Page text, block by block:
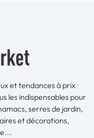
et tendances à prix
les indispensables pour
serres de jardin,
et décorations,